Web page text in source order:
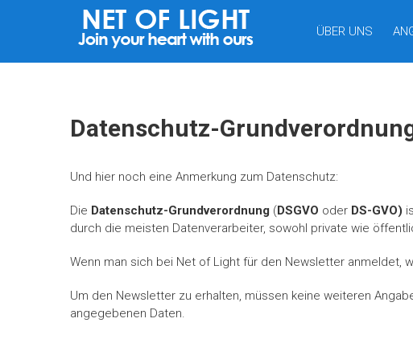
LICHTNETZ ÜBER UNS
Datenschutz-
Und hier noch eine Anmerkung zum Datenschutz:
Die Datenschutz-Grundverordnung (DSGVO oder DS-GVO)
durch die meisten Datenverarbeiter, sowohl private wie
Wenn man sich bei Net of Light für den Newsletter anmeldet,
Um den Newsletter zu erhalten, müssen keine weiteren
angegebenen Daten.